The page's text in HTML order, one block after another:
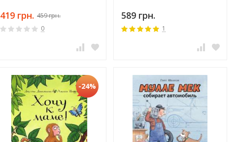
419 грн. 459 грн.
0
589 грн.
1
-24%